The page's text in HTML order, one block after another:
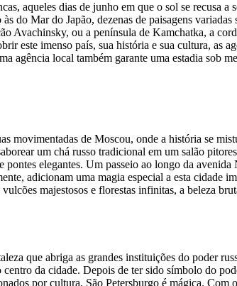
aqueles dias de junho em que o sol se recusa
do Mar do Japão, dezenas de paisagens
Avachinsky, ou a península de Kamchatka, a
este imenso país, sua história e sua cultura, as
local também garante uma estadia sob
movimentadas de Moscou, onde a história se
um chá russo tradicional em um salão
elegantes. Um passeio ao longo da
adicionam uma magia especial a esta cidade
majestosos e florestas infinitas, a beleza
que abriga as grandes instituições do poder
da cidade. Depois de ter sido símbolo do
por cultura, São Petersburgo é mágica. Com